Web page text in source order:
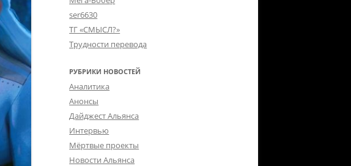
ser6630
ТГ «СМЫСЛ?»
Трудности перевода
РУБРИКИ НОВОСТЕЙ
Аналитика
Анонсы
Дайджест Альянса
Интервью
Мёртвые проекты
Новости Альянса